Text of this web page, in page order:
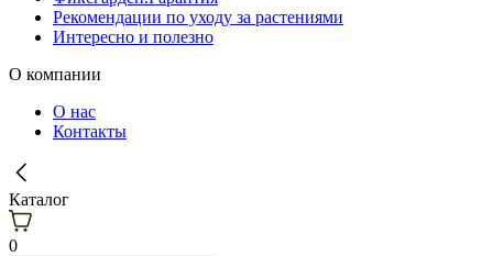
Рекомендации по уходу за растениями
Интересно и полезно
О компании
О нас
Контакты
Каталог
0